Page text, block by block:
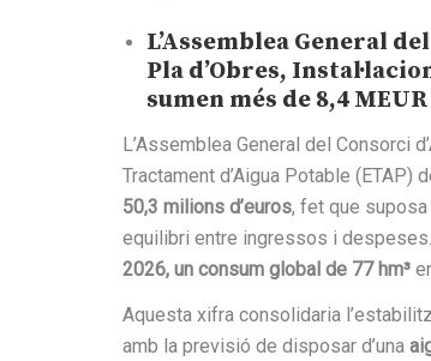
L’Assemblea General
Pla d’Obres,
sumen més de 8,4 MEUR
L’Assemblea General del Consorci
Tractament d’Aigua Potable (ETAP)
50,3 milions d’euros, fet que suposa
equilibri entre ingressos i
2026, un consum global de 77 hm³
Aquesta xifra consolidaria
amb la previsió de disposar d’una